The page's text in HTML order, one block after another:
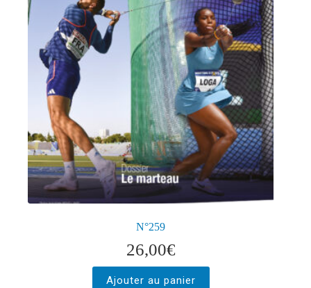
N°259
26,00€
Ajouter au panier